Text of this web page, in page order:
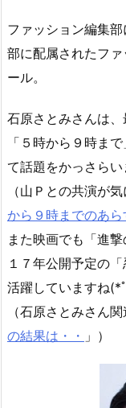
ファッション編集
部に配属されたフ
ール。
石原さとみさんは
「５時から９時ま
て話題をかっさらい
（山Ｐとの共演が
から９時までのあら
また映画でも「進
１７年公開予定の
活躍していますね
（石原さとみさん
の結果は・・ 」）